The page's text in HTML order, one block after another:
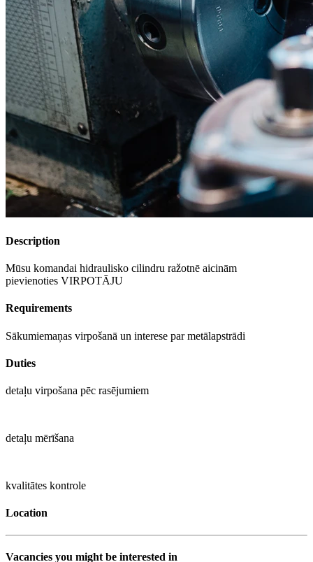
Description
Mūsu komandai hidraulisko cilindru ražotnē aicinām
pievienoties VIRPOTĀJU
Requirements
Sākumiemaņas virpošanā un interese par metālapstrādi
Duties
detaļu virpošana pēc rasējumiem
detaļu mērīšana
kvalitātes kontrole
Location
Vacancies you might be interested in